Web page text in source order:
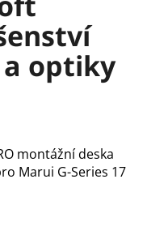
optiky
montážní deska
Marui G-Series 17